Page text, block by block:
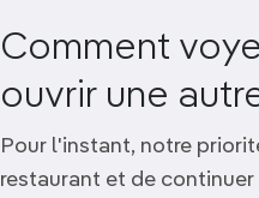
Comment
ouvrir une
Pour l'instant, notre
restaurant et de